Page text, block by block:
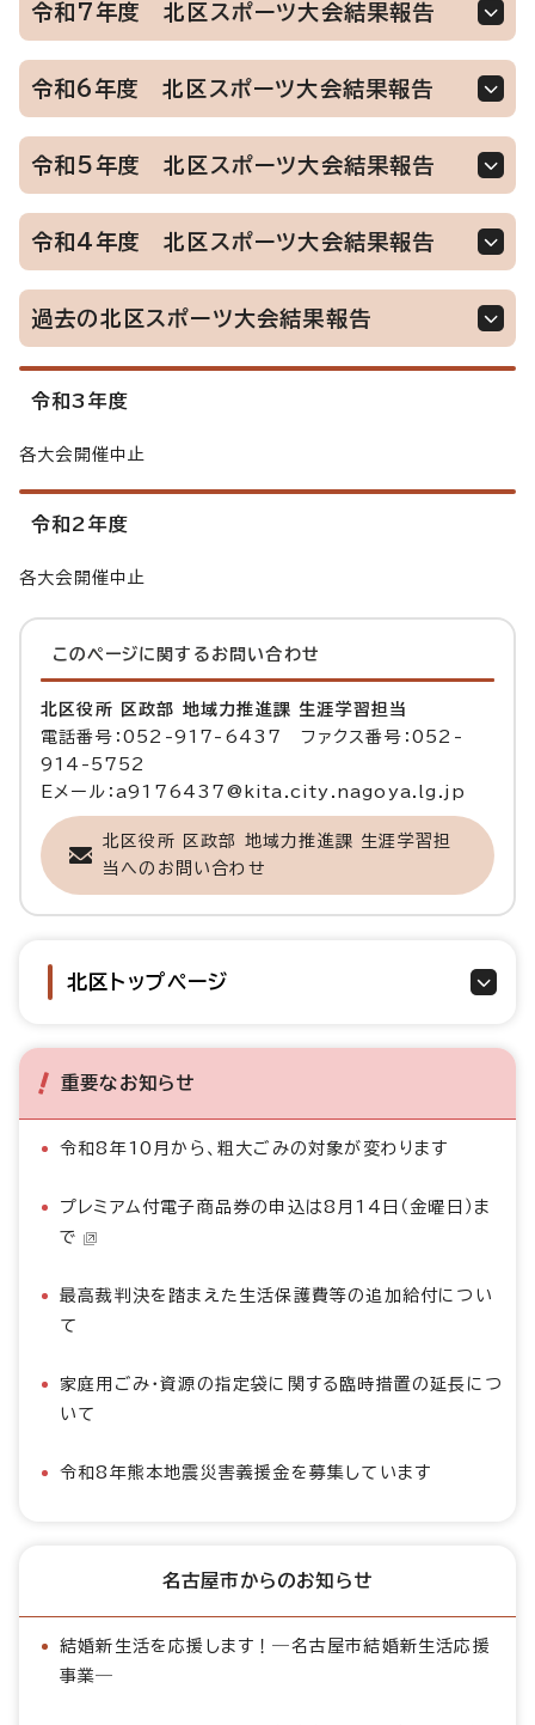
令和7年度 北区スポーツ大会結果報告
令和6年度 北区スポーツ大会結果報告
令和5年度 北区スポーツ大会結果報告
令和4年度 北区スポーツ大会結果報告
過去の北区スポーツ大会結果報告
令和3年度
各大会開催中止
令和2年度
各大会開催中止
このページに関する お問い合わせ
北区役所 区政部 地域力推進課 生涯学習担当
電話番号：052-917-6437 ファクス番号：052-
914-5752
Eメール：a9176437@kita.city.nagoya.lg.jp
北区役所 区政部 地域力推進課 生涯学習担
当へのお問い合わせ
北区トップページ
重要なお知らせ
令和8年10月から、粗大ごみの対象が変わります
プレミアム付電子商品券の申込は8月14日（金曜日）ま
で
最高裁判決を踏まえた生活保護費等の追加給付につい
て
家庭用ごみ・資源の指定袋に関する臨時措置の延長につ
いて
令和8年熊本地震災害義援金を募集しています
名古屋市からのお知らせ
結婚新生活を応援します！―名古屋市結婚新生活応援
事業―